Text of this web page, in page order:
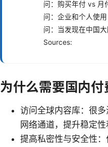
问：购买年付 vs 月
问：企业和个人使
问：当发现在中国
Sources:
为什么需要国内
访问全球内容库：很
网络通道，提升稳定性
提高私密性与安全性